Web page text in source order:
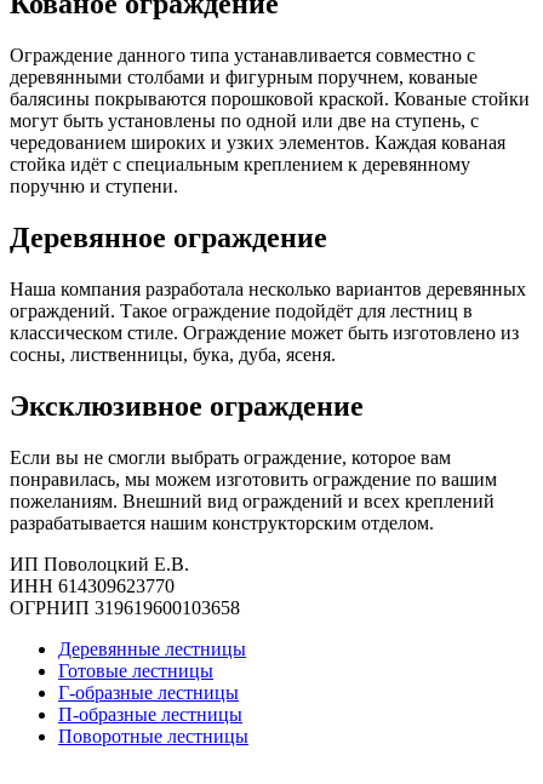
Ограждение данного типа устанавливается совместно с
деревянными столбами и фигурным поручнем, кованые
балясины покрываются порошковой краской. Кованые стойки
могут быть установлены по одной или две на ступень, с
чередованием широких и узких элементов. Каждая кованая
стойка идёт с специальным креплением к деревянному
поручню и ступени.
Деревянное ограждение
Наша компания разработала несколько вариантов деревянных
ограждений. Такое ограждение подойдёт для лестниц в
классическом стиле. Ограждение может быть изготовлено из
сосны, лиственницы, бука, дуба, ясеня.
Эксклюзивное ограждение
Если вы не смогли выбрать ограждение, которое вам
понравилась, мы можем изготовить ограждение по вашим
пожеланиям. Внешний вид ограждений и всех креплений
разрабатывается нашим конструкторским отделом.
ИП Поволоцкий Е.В.
ИНН 614309623770
ОГРНИП 319619600103658
Деревянные лестницы
Готовые лестницы
Г-образные лестницы
П-образные лестницы
Поворотные лестницы